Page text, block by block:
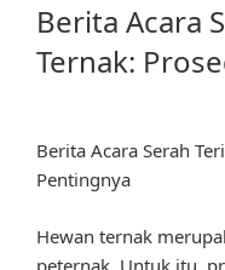
Berita Acara
Ternak:
Berita Acara Serah
Pentingnya
Hewan ternak
peternak. Untuk itu,